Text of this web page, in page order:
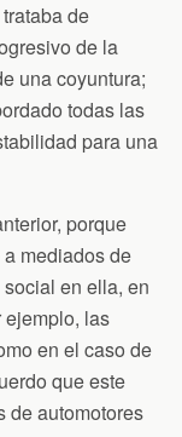
de
de la
una coyuntura;
todas las
para una
porque
mediados de
en ella, en
las
en el caso de
que este
de automotores